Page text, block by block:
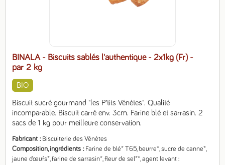
BINALA - Biscuits sablés l'authentique - 2x1kg (Fr) -
par 2 kg
BIO
Biscuit sucré gourmand "les P’tits Vénètes". Qualité
incomparable. Biscuit carré env. 3cm. Farine blé et sarrasin. 2
sacs de 1 kg pour meilleure conservation.
Fabricant
Biscuiterie des Vénètes
Composition, ingrédients
Farine de blé* T65, beurre*, sucre de canne*,
jaune d’œufs*, farine de sarrasin*, fleur de sel**, agent levant :